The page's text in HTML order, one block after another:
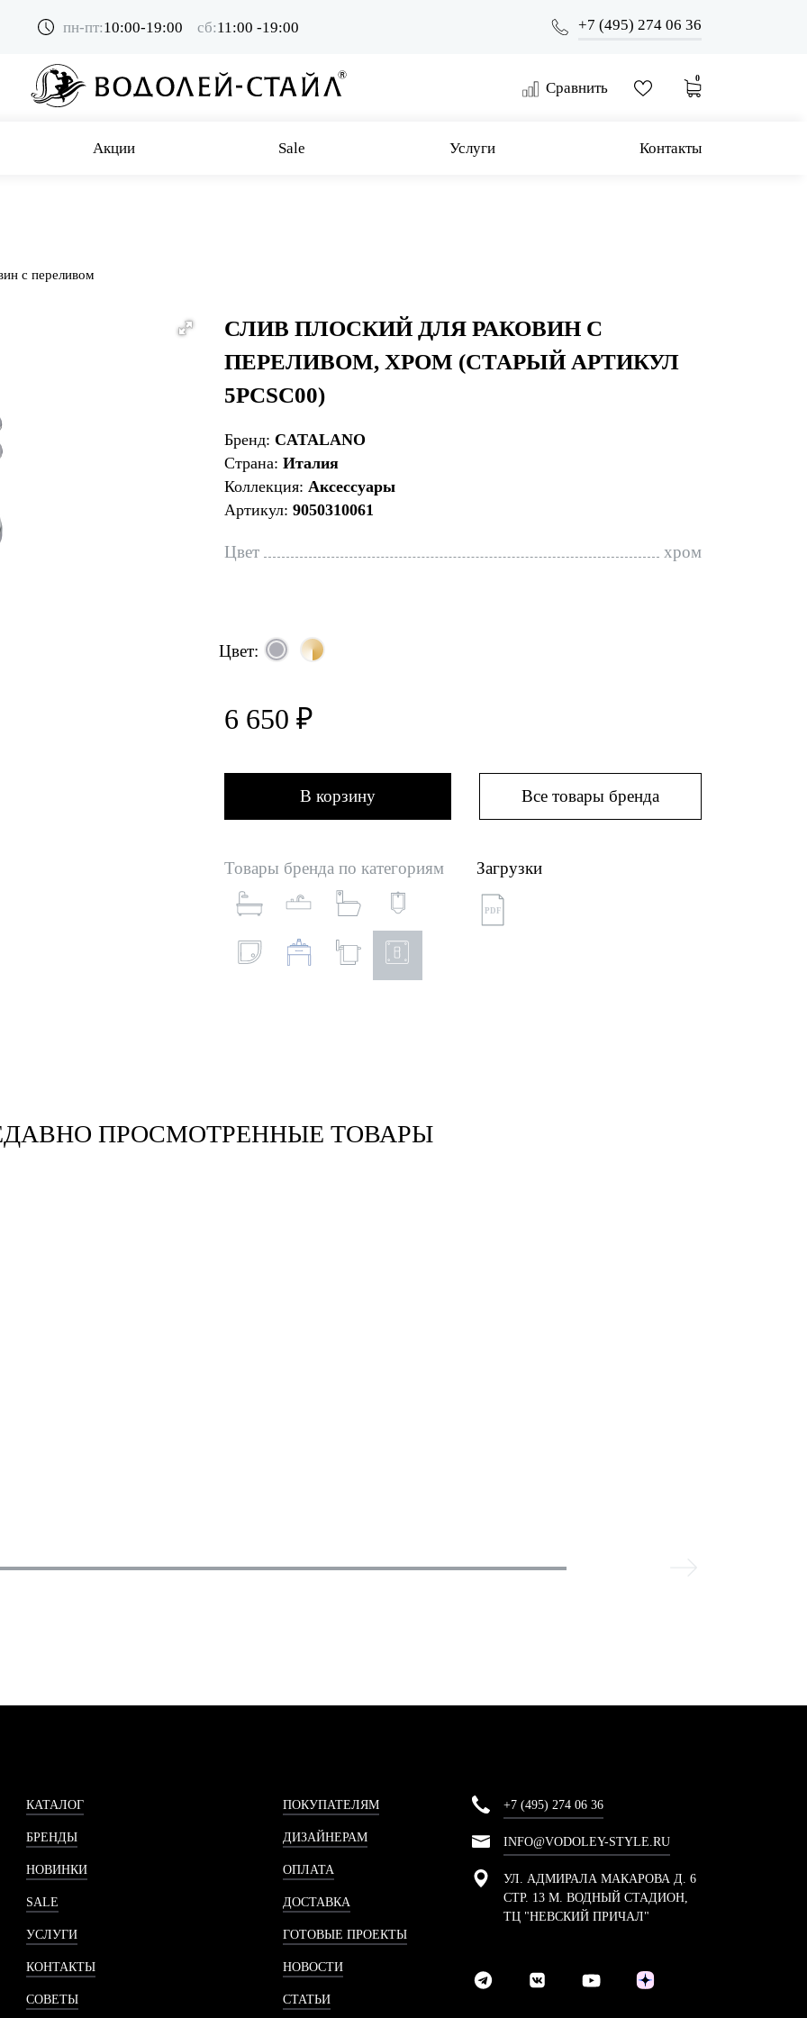
пн-пт:10:00-19:00 сб:11:00 -19:00 +7 (495) 274 06 36
Сравнить
0
Акции Sale Услуги Контакты
с переливом
СЛИВ ПЛОСКИЙ ДЛЯ РАКОВИН С
ПЕРЕЛИВОМ, ХРОМ (СТАРЫЙ АРТИКУЛ
5PCSC00)
Бренд: CATALANO
Страна: Италия
Коллекция: Аксессуары
Артикул: 9050310061
Цвет хром
Цвет:
6 650 ₽
В корзину Все товары бренда
Товары бренда по категориям Загрузки
PDF
ПРОСМОТРЕННЫЕ ТОВАРЫ
КАТАЛОГ
БРЕНДЫ
НОВИНКИ
SALE
УСЛУГИ
КОНТАКТЫ
СОВЕТЫ
ПОКУПАТЕЛЯМ
ДИЗАЙНЕРАМ
ОПЛАТА
ДОСТАВКА
ГОТОВЫЕ ПРОЕКТЫ
НОВОСТИ
СТАТЬИ
+7 (495) 274 06 36
INFO@VODOLEY-STYLE.RU
УЛ. АДМИРАЛА МАКАРОВА Д. 6
СТР. 13 М. ВОДНЫЙ СТАДИОН,
ТЦ "НЕВСКИЙ ПРИЧАЛ"